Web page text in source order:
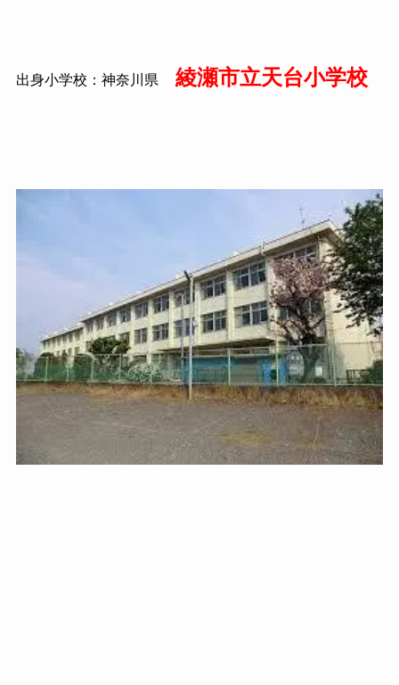
出身小学校：神奈川県 綾瀬市立天台小学校